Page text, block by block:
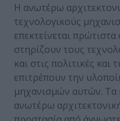
Η ανωτέρω
τεχνολογικούς
επεκτείνεται
στηρίζουν τους
και στις πολιτικές και
επιτρέπουν την
μηχανισμών αυτών. Τα
ανωτέρω